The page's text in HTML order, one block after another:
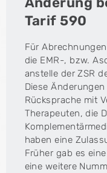
Tarif 590
Für
die EMR-, bzw.
anstelle der ZSR
Diese
Rücksprache mit
Therapeuten, die
haben eine
Früher gab es
eine weitere